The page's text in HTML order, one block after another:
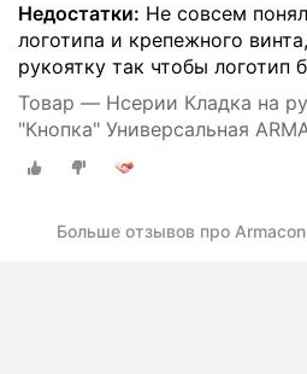
Недостатки: Не совсем
логотипа и крепежного
рукоятку так чтобы логотип
Товар — Нсерии Кладка на
"Кнопка" Универсальная
Больше отзывов про